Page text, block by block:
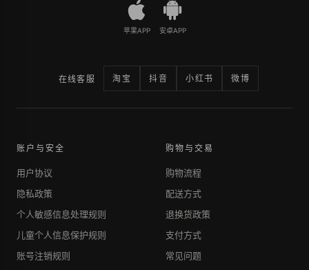
苹果APP 安卓APP
在线客服 淘宝 抖音 小红书 微博
账户与安全
用户协议
隐私政策
个人敏感信息处理规则
儿童个人信息保护规则
账号注销规则
购物与交易
购物流程
配送方式
退换货政策
支付方式
常见问题